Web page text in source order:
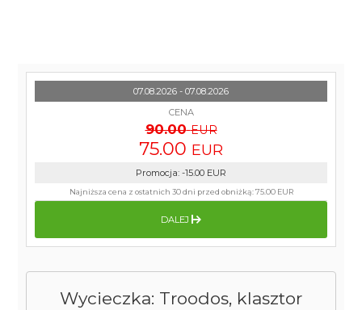
Wycieczka: Troodos, klasztor
07.08.2026 - 07.08.2026
CENA
90.00 EUR
75.00 EUR
Promocja: -15.00 EUR
Najniższa cena z ostatnich 30 dni przed obniżką:75.00 EUR
DALEJ